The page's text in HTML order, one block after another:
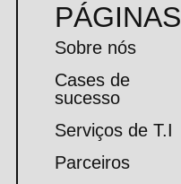
PÁGINAS
Sobre nós
Cases de
sucesso
Serviços de T.I
Parceiros